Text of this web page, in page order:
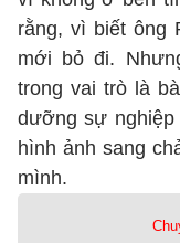
rằng, vì biết ông
mới bỏ đi.
trong vai trò là
dưỡng sự nghiệp
hình ảnh sang
mình.